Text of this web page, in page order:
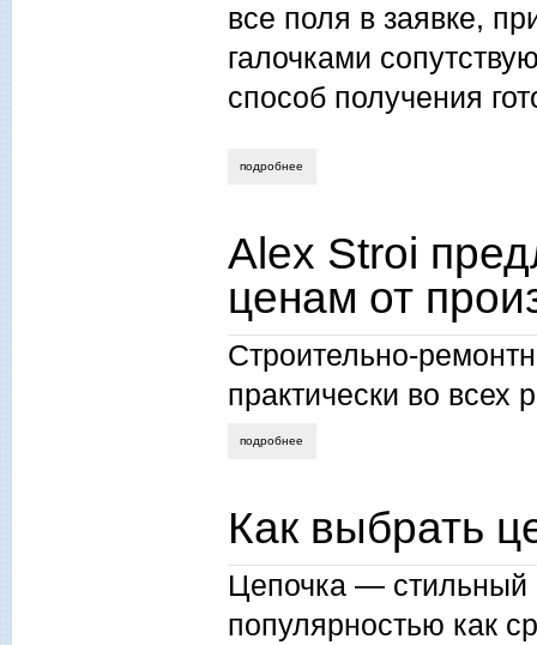
все поля в заявке,
галочками
способ получения
подробнее
Alex Stroi
ценам от
Строительно-
практически во всех
подробнее
Как выбрать
Цепочка — стильный
популярностью как